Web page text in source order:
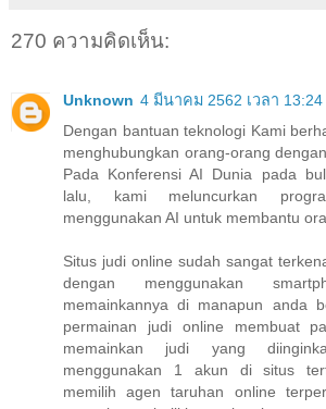
270 ความคิดเห็น:
Unknown 4 มีนาคม 2562 เวลา 13:24
Dengan bantuan teknologi Kami
menghubungkan orang-orang
Pada Konferensi AI Dunia pada
lalu, kami meluncurkan
menggunakan AI untuk membantu
Situs judi online sudah sangat
dengan menggunakan
memainkannya di manapun anda
permainan judi online membuat
memainkan judi yang
menggunakan 1 akun di situs
memilih agen taruhan online